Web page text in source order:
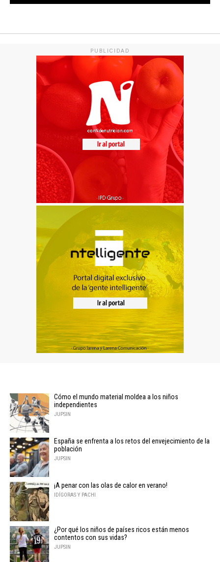
PUBLICIDAD
Cómo el mundo material moldea a los niños
independientes
JUPSIN
España se enfrenta a los retos del envejecimiento de la
población
JUPSIN
¡A penar con las olas de calor en verano!
IDÍGORAS Y PACHI
¿Por qué los niños de países ricos están menos
contentos con sus vidas?
JUPSIN